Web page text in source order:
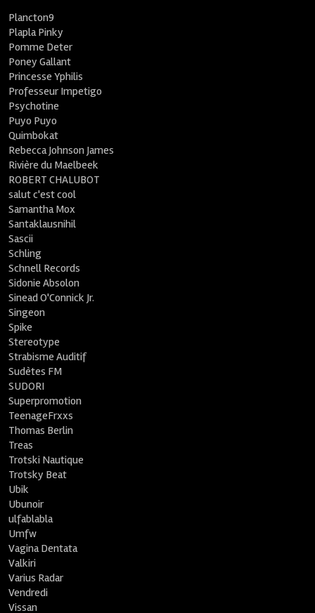
Plancton9
Plapla Pinky
Pomme Deter
Poney Gallant
Princesse Yphilis
Professeur Impetigo
Psychotine
Puyo Puyo
Quimbokat
Rebecca Johnson James
Rivière du Maelbeek
ROBERT CHALUBOT
salut c'est cool
Samantha Mox
Santaklausnihil
Sascii
Schling
Schnell Records
Sidonie Absolon
Sinead O'Connick Jr.
Singeon
Spike
Stereotype
Strabisme Auditif
Sudètes FM
SUDORI
Superpromotion
TeenageFrxxs
Thomas Berlin
Treas
Trotski Nautique
Trotsky Beat
Ubik
Ubunoir
ulfablabla
Umfw
Vagina Dentata
Valkiri
Varius Radar
Vendredi
Vissan